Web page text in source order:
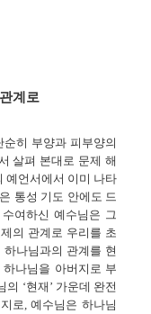
계로
히 부양과 피부양의
살펴 본대로 문제 해
예언서에서 이미 나타
통성 기도 안에도 드
여하신 예수님은 그
의 관계로 우리를 초
하나님과의 관계를 현
나님을 아버지로 부
‘현재’ 가운데 완전
로, 예수님은 하나님